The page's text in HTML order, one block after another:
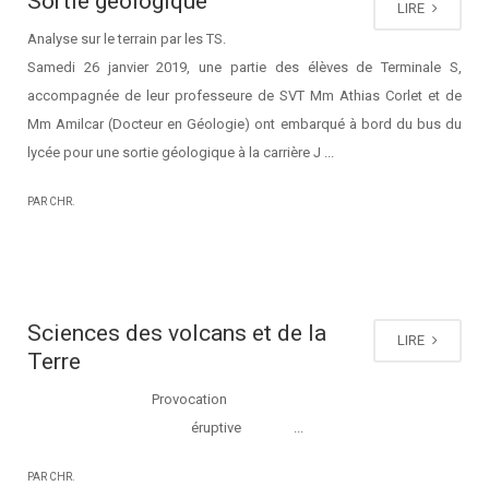
LIRE
Analyse sur le terrain par les TS.
Samedi 26 janvier 2019, une partie des élèves de Terminale S,
accompagnée de leur professeure de SVT Mm Athias Corlet et de
Mm Amilcar (Docteur en Géologie) ont embarqué à bord du bus du
lycée pour une sortie géologique à la carrière J ...
PAR CHR.
LIRE
Sciences des volcans et de la
Terre
Provocation
éruptive ...
PAR CHR.